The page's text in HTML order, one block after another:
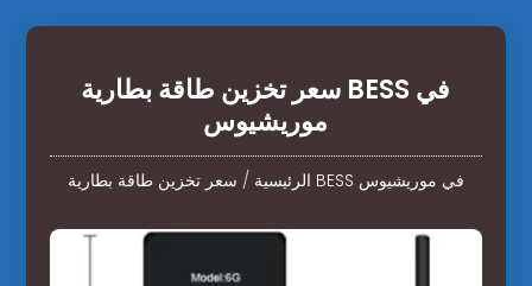
سعر تخزين طاقة بطارية BESS في
موريشيوس
الرئيسية / سعر تخزين طاقة بطارية BESS في موريشيوس